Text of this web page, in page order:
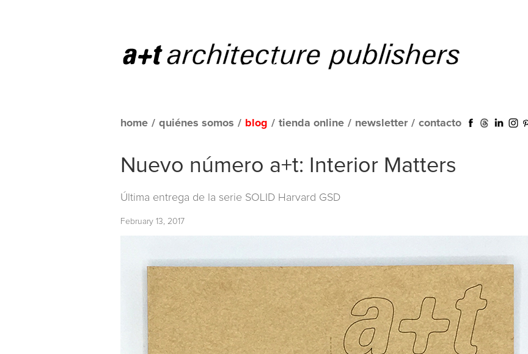
home / quiénes somos / blog / tienda online / newsletter / contacto
Nuevo número a+t: Interior Matters
Última entrega de la serie SOLID Harvard GSD
February 13, 2017